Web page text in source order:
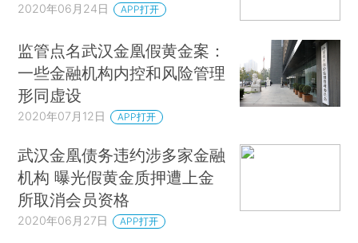
2020年06月24日 APP打开
监管点名武汉金凰假黄金案：
一些金融机构内控和风险管理
形同虚设
2020年07月12日 APP打开
武汉金凰债务违约涉多家金融
机构 曝光假黄金质押遭上金
所取消会员资格
2020年06月27日 APP打开